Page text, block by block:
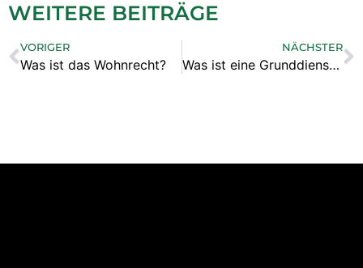
WEITERE BEITRÄGE
VORIGER
Was ist das Wohnrecht?
NÄCHSTER
Was ist eine Grunddienstbarkeit?